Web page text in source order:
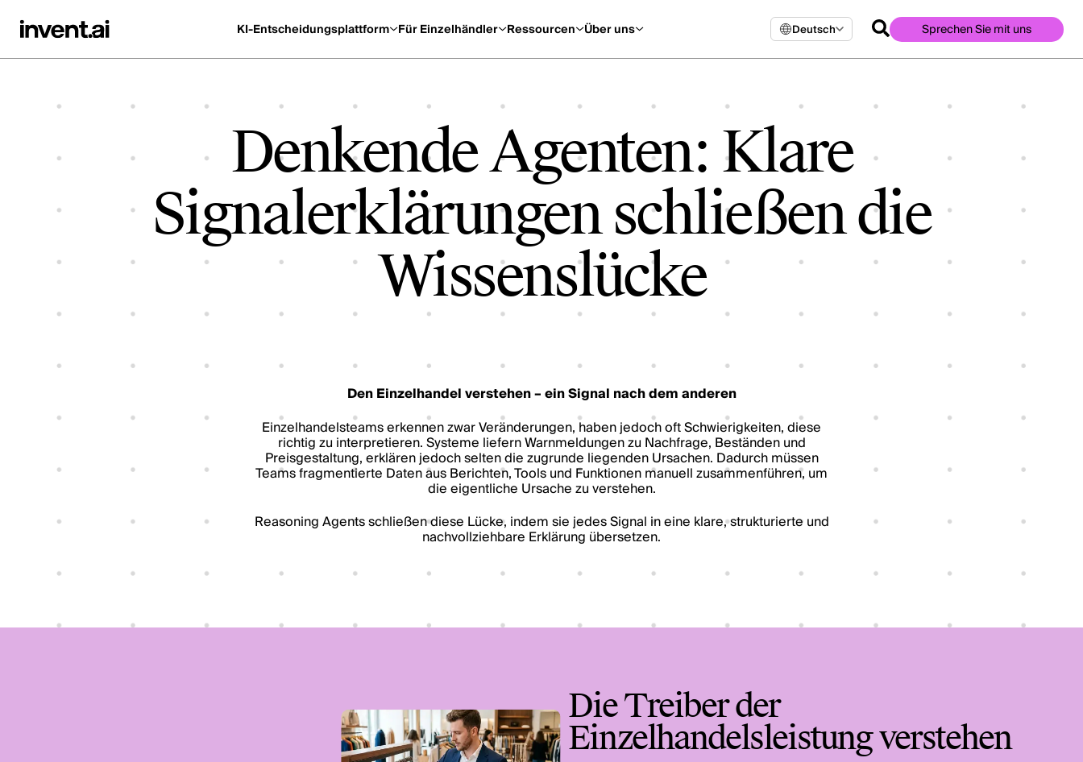
KI-Entscheidungsplattform Für Einzelhändler Ressourcen Über uns Deutsch Sprechen Sie mit uns
Denkende Agenten: Klare
Signalerklärungen schließen die
Wissenslücke
Den Einzelhandel verstehen – ein Signal nach dem anderen
Einzelhandelsteams erkennen zwar Veränderungen, haben jedoch oft Schwierigkeiten, diese
richtig zu interpretieren. Systeme liefern Warnmeldungen zu Nachfrage, Beständen und
Preisgestaltung, erklären jedoch selten die zugrunde liegenden Ursachen. Dadurch müssen
Teams fragmentierte Daten aus Berichten, Tools und Funktionen manuell zusammenführen, um
die eigentliche Ursache zu verstehen.
Reasoning Agents schließen diese Lücke, indem sie jedes Signal in eine klare, strukturierte und
nachvollziehbare Erklärung übersetzen.
Die Treiber der
Einzelhandelsleistung verstehen